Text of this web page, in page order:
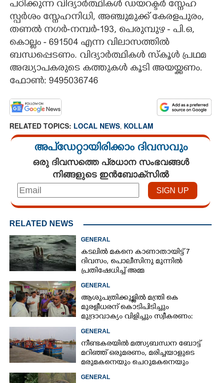
LITERATURE
ZOOM
CONTACT US
പഠിക്കുന്ന വിദ്യാർത്ഥികൾ ഡയറക്ടർ സ്നേഹ
സ്പർശം സ്നേഹനിധി, അഞ്ചുമുക്ക് കേരളപുരം,
തണൽ നഗർ-നമ്പർ-193, പെരുമ്പുഴ - പി.ഒ,
കൊല്ലം - 691504 എന്ന വിലാസത്തിൽ
ബന്ധപ്പെടണം. വിദ്യാർത്ഥികൾ സ്കൂൾ പ്രഥമ
അദ്ധ്യാപകരുടെ കത്തുകൾ കൂടി അയയ്ക്കണം.
ഫോൺ: 9495036746
RELATED TOPICS: LOCAL NEWS, KOLLAM
അപ്ഡേറ്റായിരിക്കാം ദിവസവും
ഒരു ദിവസത്തെ പ്രധാന സംഭവങ്ങൾ
നിങ്ങളുടെ ഇൻബോക്സിൽ
RELATED NEWS
GENERAL
കടലിൽ മകനെ കാണാതായിട്ട് 7
ദിവസം, പൊലീസിനു മുന്നിൽ
പ്രതിഷേധിച്ച് അമ്മ
GENERAL
ആശുപത്രിക്കുള്ളിൽ മന്ത്രി കെ
മുരളീധരന് കൊടിപിടിച്ചും
മുദ്രാവാക്യം വിളിച്ചും സ്വീകരണം:
പിന്നാലെ വ്യാപകവിമർശനം
GENERAL
നീണ്ടകരയിൽ മത്സ്യബന്ധന ബോട്ട്
മറിഞ്ഞ്​ ഒരുമരണം,​ മരിച്ചയാളുടെ
മരുമകനെയും ചെറുമകനെയും
കാണാനില്ല
GENERAL